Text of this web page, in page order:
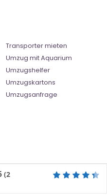
Transporter mieten
Umzug mit Aquarium
Umzugshelfer
Umzugskartons
Umzugsanfrage
(2